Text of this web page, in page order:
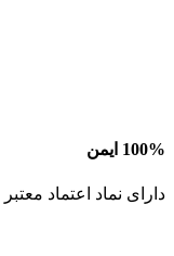
100% ایمن
دارای نماد اعتماد معتبر